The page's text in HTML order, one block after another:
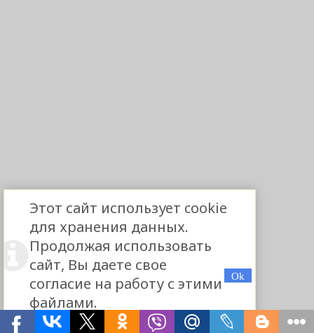
Этот сайт использует cookie
для хранения данных.
Продолжая использовать
сайт, Вы даете свое
согласие на работу с этими
файлами.